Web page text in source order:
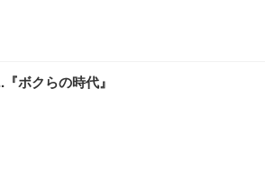
ボクらの時代』